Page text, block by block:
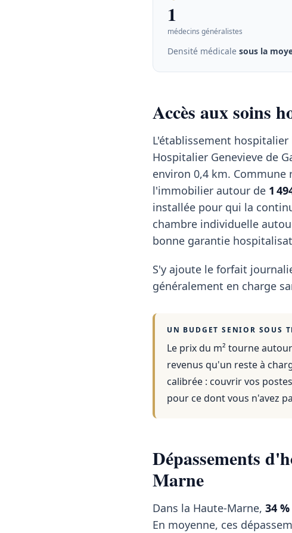
1
médecins généralistes
Densité médicale sous la
Accès aux soins
L'établissement
Hospitalier Genevieve de
environ 0,4 km. Commune
l'immobilier autour de 1
installée pour qui la
chambre individuelle
bonne garantie
S'y ajoute le forfait
généralement en charge
UN BUDGET SENIOR SOUS
Le prix du m² tourne
revenus qu'un reste à
calibrée : couvrir vos
pour ce dont vous n'avez
Dépassements
Marne
Dans la Haute-Marne, 34 %
En moyenne, ces